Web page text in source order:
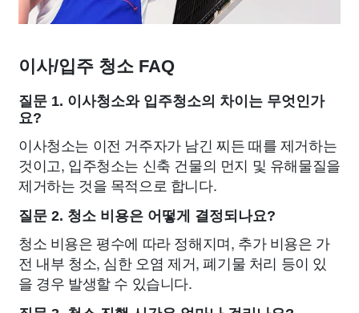
이사/입주 청소 FAQ
질문 1. 이사청소와 입주청소의 차이는 무엇인가
요?
이사청소는 이전 거주자가 남긴 찌든 때를 제거하는
것이고, 입주청소는 신축 건물의 먼지 및 유해물질을
제거하는 것을 목적으로 합니다.
질문 2. 청소 비용은 어떻게 결정되나요?
청소 비용은 평수에 따라 정해지며, 추가 비용은 가
전 내부 청소, 심한 오염 제거, 폐기물 처리 등이 있
을 경우 발생할 수 있습니다.